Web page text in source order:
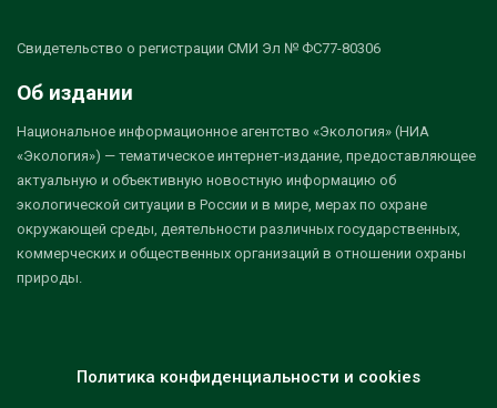
Свидетельство о регистрации СМИ Эл № ФС77-80306
Об издании
Национальное информационное агентство «Экология» (НИА
«Экология») — тематическое интернет-издание, предоставляющее
актуальную и объективную новостную информацию об
экологической ситуации в России и в мире, мерах по охране
окружающей среды, деятельности различных государственных,
коммерческих и общественных организаций в отношении охраны
природы.
Политика конфиденциальности и cookies